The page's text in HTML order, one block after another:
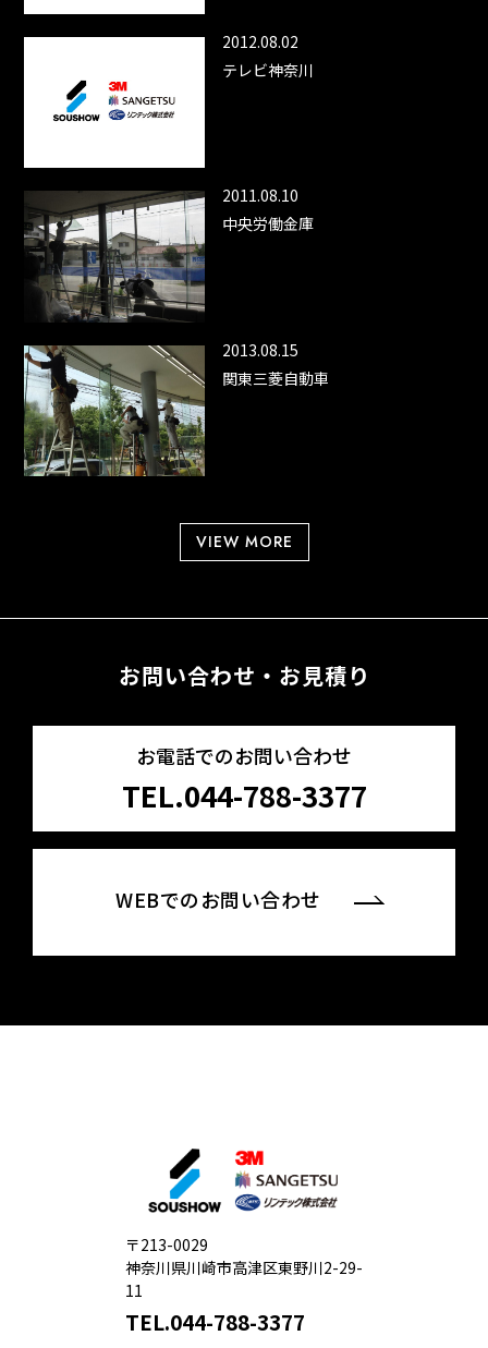
2012.08.02
テレビ神奈川
2011.08.10
中央労働金庫
2013.08.15
関東三菱自動車
VIEW MORE
お問い合わせ・お見積り
お電話でのお問い合わせ
TEL.044-788-3377
WEBでのお問い合わせ
〒213-0029
神奈川県川崎市高津区東野川2-29-
11
TEL.044-788-3377